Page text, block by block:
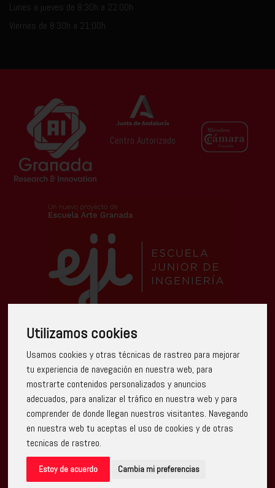
Utilizamos cookies
Usamos cookies y otras técnicas de rastreo para mejorar
tu experiencia de navegación en nuestra web, para
mostrarte contenidos personalizados y anuncios
adecuados, para analizar el tráfico en nuestra web y para
comprender de donde llegan nuestros visitantes. Navegando
en nuestra web tu aceptas el uso de cookies y de otras
tecnicas de rastreo.
Estoy de acuerdo Cambia mi preferencias
Lunes a jueves de 8:30h a 22:00h
Viernes de 8:30h a 21:00h
Centro Autorizado
Europea con cargo al Programa Operativo FEDER de
Andalucía 2014-2020, financiada como parte de la
respuesta de la Unión a la pandemia de COVID-19
(REACT-UE), para compensar el sobrecoste energético
de gas natural y/o electricidad a pymes y autónomos
especialmente afectados por el incremento de los
precios del gas natural y la electricidad provocados por el
impacto de la guerra de agresión de Rusia contra
Ucrania.